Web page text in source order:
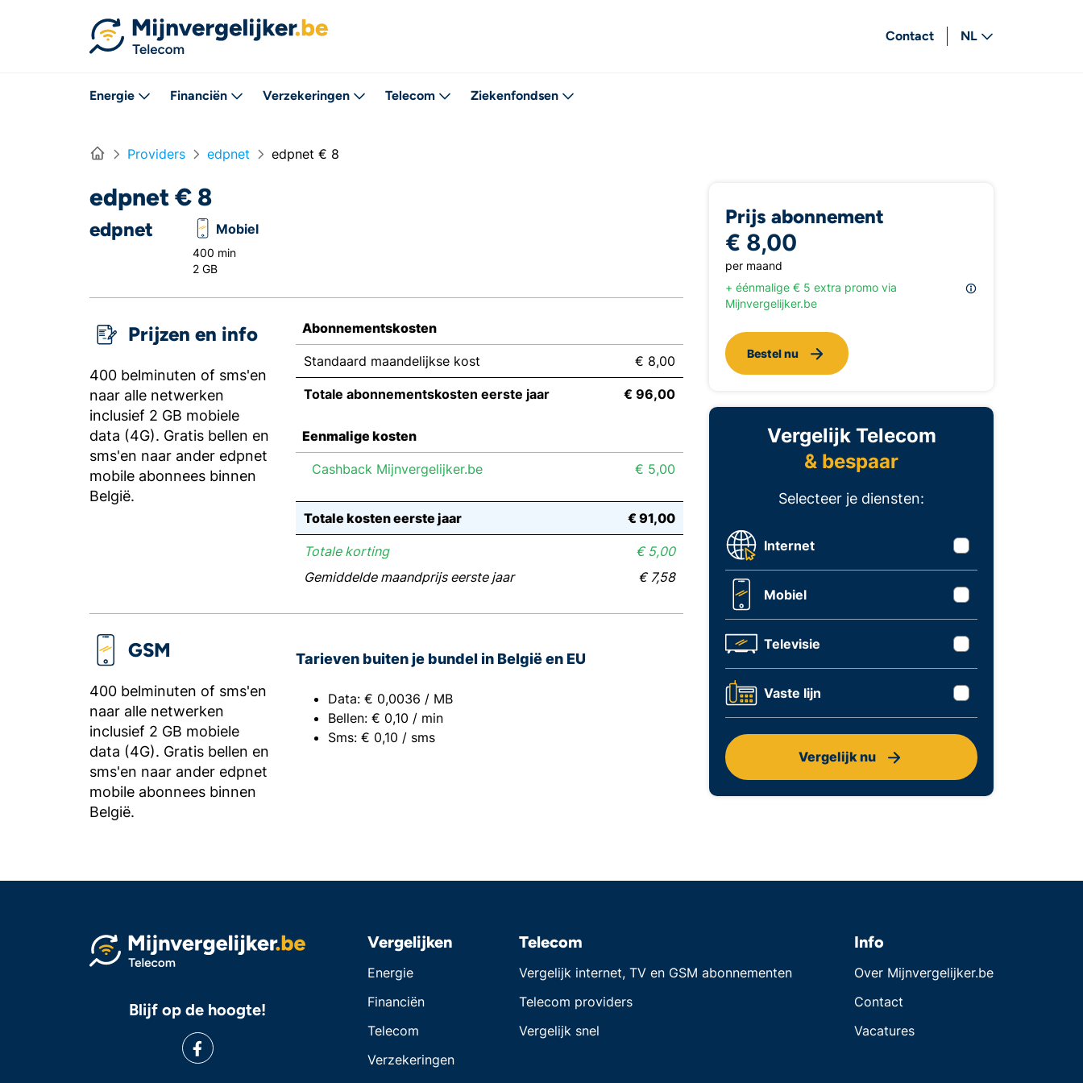
Contact
NL
Energie Financiën Verzekeringen Telecom Ziekenfondsen
Home Providers edpnet edpnet € 8
edpnet € 8
edpnet Mobiel
400 min
2 GB
Prijzen en info
400 belminuten of sms'en
naar alle netwerken
inclusief 2 GB mobiele
data (4G). Gratis bellen en
sms'en naar ander edpnet
mobile abonnees binnen
België.
Abonnementskosten
Standaard maandelijkse kost € 8,00
Totale abonnementskosten eerste jaar € 96,00
Eenmalige kosten
Cashback Mijnvergelijker.be € 5,00
Totale kosten eerste jaar € 91,00
Totale korting
€ 5,00
Gemiddelde maandprijs eerste jaar
€ 7,58
GSM
400 belminuten of sms'en
naar alle netwerken
inclusief 2 GB mobiele
data (4G). Gratis bellen en
sms'en naar ander edpnet
mobile abonnees binnen
België.
Tarieven buiten je bundel in België en EU
Data: € 0,0036 / MB
Bellen: € 0,10 / min
Sms: € 0,10 / sms
Prijs abonnement
€ 8,00
per maand
+ éénmalige € 5 extra promo via
Mijnvergelijker.be
Bestel nu
Vergelijk Telecom
& bespaar
Selecteer je diensten:
Internet
Mobiel
Televisie
Vaste lijn
Vergelijk nu
Blijf op de hoogte!
Vergelijken
Energie
Financiën
Telecom
Verzekeringen
Telecom
Vergelijk internet, TV en GSM abonnementen
Telecom providers
Vergelijk snel
Info
Over Mijnvergelijker.be
Contact
Vacatures